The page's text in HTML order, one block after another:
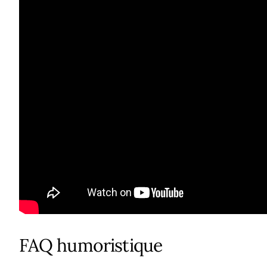
FAQ humoristique